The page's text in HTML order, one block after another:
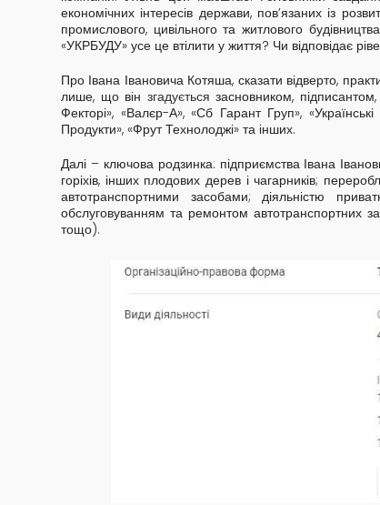
економічних інтересів держави, пов’язаних із
промислового, цивільного та житлового
«УКРБУДУ» усе це втілити у життя? Чи відповідає
Про Івана Івановича Котяша, сказати відверто,
лише, що він згадується засновником,
Фекторі», «Валєр-А», «Сб Гарант Груп»,
Продукти», «Фрут Технолоджі» та інших.
Далі – ключова родзинка: підприємства Івана
горіхів, інших плодових дерев і чагарників; п
автотранспортними засобами; діяльністю
обслуговуванням та ремонтом автотранспортних
тощо).